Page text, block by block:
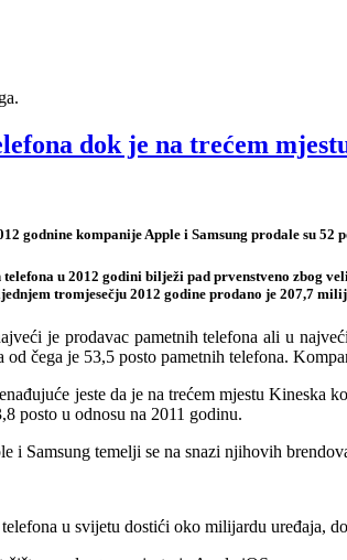
dok je na trećem
godnine kompanije Apple i Samsung prodale su
u 2012 godini bilježi pad prvenstveno zbog
tromjesečju 2012 godine prodano je 207,7
je prodavac pametnih telefona ali u
čega je 53,5 posto pametnih telefona.
jeste da je na trećem mjestu
posto u odnosu na 2011 godinu.
i Samsung temelji se na snazi ​​njihovih
u svijetu dostići oko milijardu uređaja,